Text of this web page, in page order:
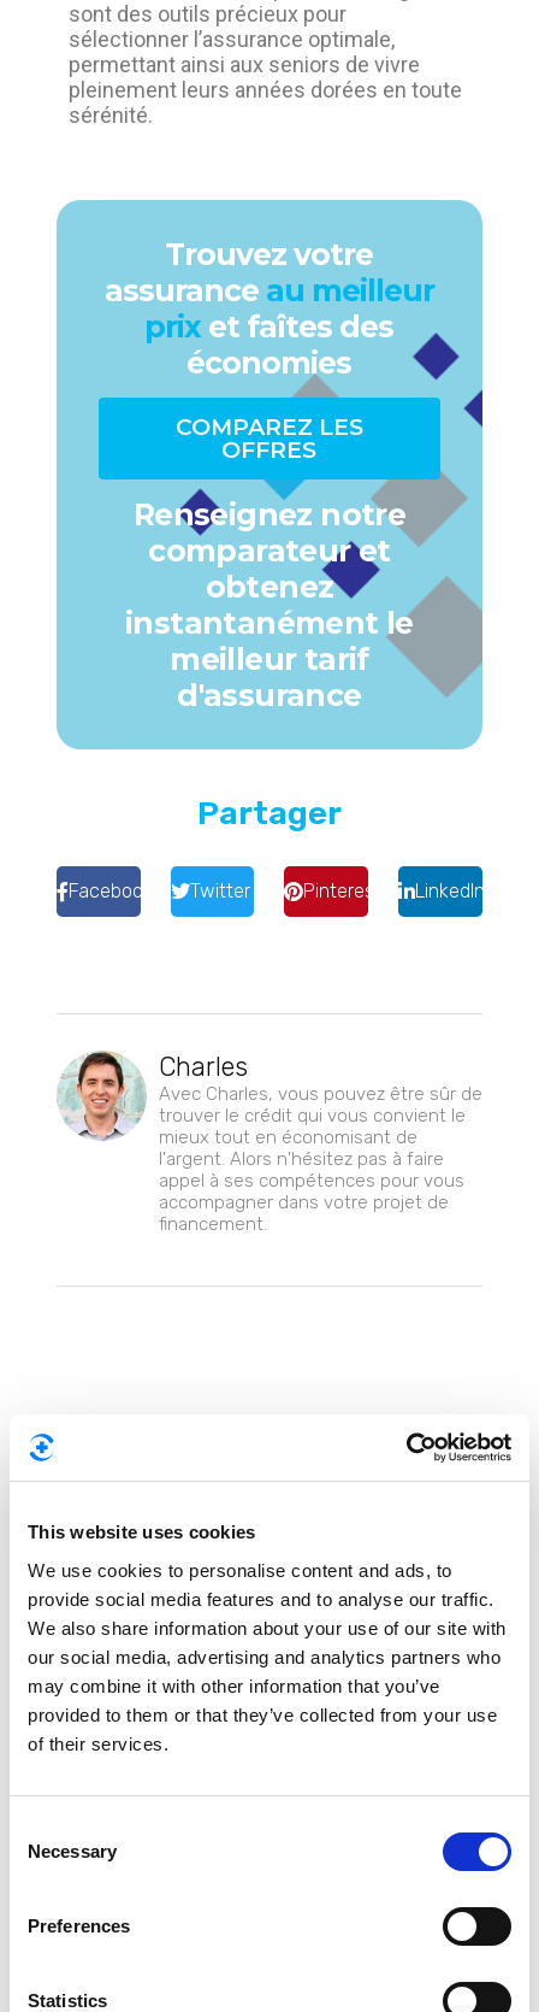
This website uses cookies
We use cookies to personalise content and ads, to
provide social media features and to analyse our traffic.
We also share information about your use of our site with
our social media, advertising and analytics partners who
may combine it with other information that you’ve
provided to them or that they’ve collected from your use
of their services.
Necessary
Preferences
Statistics
sont des outils précieux pour
sélectionner l’assurance optimale,
permettant ainsi aux seniors de vivre
pleinement leurs années dorées en toute
sérénité.
Trouvez votre
assurance au meilleur
prix et faîtes des
économies
COMPAREZ LES
OFFRES
Renseignez notre
comparateur et
obtenez
instantanément le
meilleur tarif
d'assurance
Partager
Facebook Twitter Pinterest LinkedIn
Charles
Avec Charles, vous pouvez être sûr de
trouver le crédit qui vous convient le
mieux tout en économisant de
l'argent. Alors n'hésitez pas à faire
appel à ses compétences pour vous
accompagner dans votre projet de
financement.
Besoin d'une nouvelle
assurance?
Comparez les offres gratuitement dès
aujourd'hui.
Articles populaires
questionnaire médical :